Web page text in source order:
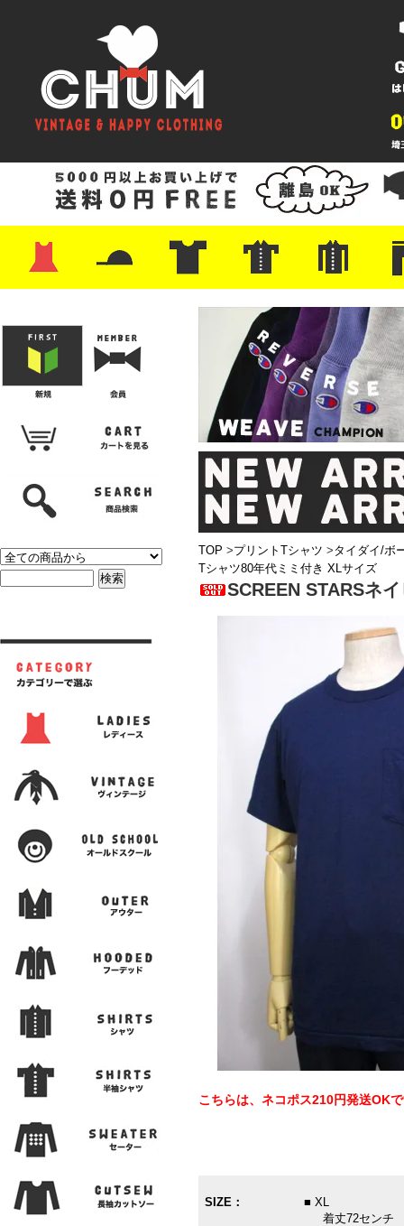
・レザーシューズ/スニーカー
・プリントTシャツ
・バンド/ツアー
・キャラクター
・Nike/adidas/スポーツ
・チャンピオン
・サーフ/スケート
・ボーダー/総柄/無地
・フットボール/リンガー
・タンクトップ/NBA・ポロシャツ
・半袖シャツ
・アロハ/サーフ/ボーリング
・ラルフ/ブランド
・無地/チェック/ストラ
・ワーク/ミリタリー/ウ
・ネル/ウール ・ショ
・アウ
・ジー
・
・ミリ
・コー
・コッ
・オー
・ジャ
ン
TOP >プリントTシャツ >タイダイ/ボ
Tシャツ80年代ミミ付き XLサイズ
SCREEN STARSネ
こちらは、ネコポス210円発送OK
SIZE：
■ XL
着丈72センチ